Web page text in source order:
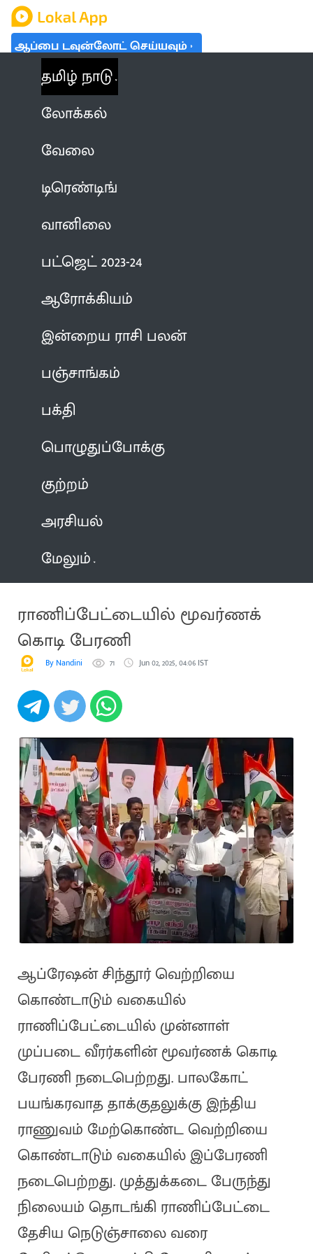
ஆப்பை டவுன்லோட் செய்யவும்
தமிழ் நாடு
லோக்கல்
வேலை
டிரெண்டிங்
வானிலை
பட்ஜெட் 2023-24
ஆரோக்கியம்
இன்றைய ராசி பலன்
பஞ்சாங்கம்
பக்தி
பொழுதுப்போக்கு
குற்றம்
அரசியல்
மேலும்
ராணிப்பேட்டையில் மூவர்ணக்
கொடி பேரணி
By Nandini 71 Jun 02, 2025, 04:06 IST
ஆப்ரேஷன் சிந்தூர் வெற்றியை
கொண்டாடும் வகையில்
ராணிப்பேட்டையில் முன்னாள்
முப்படை வீரர்களின் மூவர்ணக் கொடி
பேரணி நடைபெற்றது. பாலகோட்
பயங்கரவாத தாக்குதலுக்கு இந்திய
ராணுவம் மேற்கொண்ட வெற்றியை
கொண்டாடும் வகையில் இப்பேரணி
நடைபெற்றது. முத்துக்கடை பேருந்து
நிலையம் தொடங்கி ராணிப்பேட்டை
தேசிய நெடுஞ்சாலை வரை